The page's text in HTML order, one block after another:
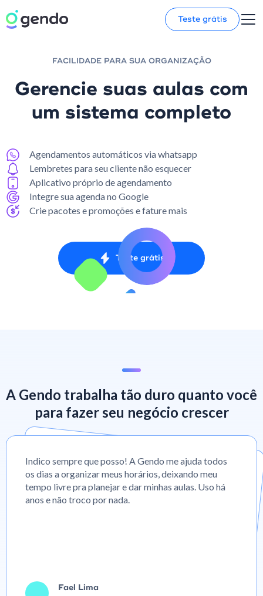
Teste grátis
FACILIDADE PARA SUA ORGANIZAÇÃO
Gerencie suas aulas com
um sistema completo
Agendamentos automáticos via whatsapp
Lembretes para seu cliente não esquecer
Aplicativo próprio de agendamento
Integre sua agenda no Google
Crie pacotes e promoções e fature mais
Teste grátis
A Gendo trabalha tão duro quanto você
para fazer seu negócio crescer
Indico sempre que posso! A Gendo me ajuda todos
os dias a organizar meus horários, deixando meu
tempo livre pra planejar e dar minhas aulas. Uso há
anos e não troco por nada.
Fael Lima